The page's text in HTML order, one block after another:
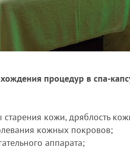
процедур в спа-
кожи, дряблость
кожных покровов;
аппарата;